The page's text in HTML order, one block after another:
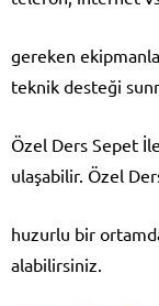
gereken
teknik desteği
Özel Ders Sepet
ulaşabilir. Özel
huzurlu bir
alabilirsiniz.